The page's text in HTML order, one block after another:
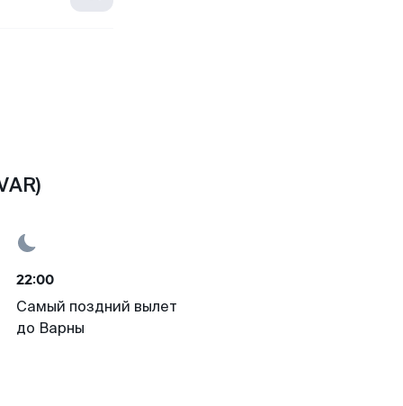
22:00
Самый поздний вылет
до Варны